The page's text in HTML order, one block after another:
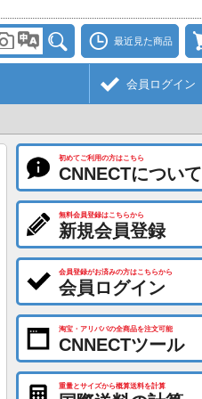
最近見た商品
会員ログイン
初めてご利用の方はこちら
CNNECTについて
無料会員登録はこちらから
新規会員登録
会員登録がお済みの方はこちらから
会員ログイン
淘宝・アリババの全商品を注文可能
CNNECTツール
重量とサイズから概算送料を計算